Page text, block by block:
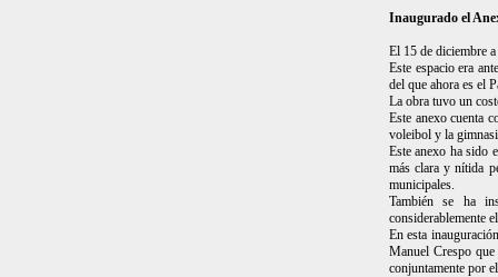
Inaugurado el
El 15 de diciembre
Este espacio era
del que ahora es el
La obra tuvo un
Este anexo cuenta
voleibol y la
Este anexo ha sido
más clara y nítida
municipales.
También se ha
considerablemente
En esta
Manuel Crespo
conjuntamente por